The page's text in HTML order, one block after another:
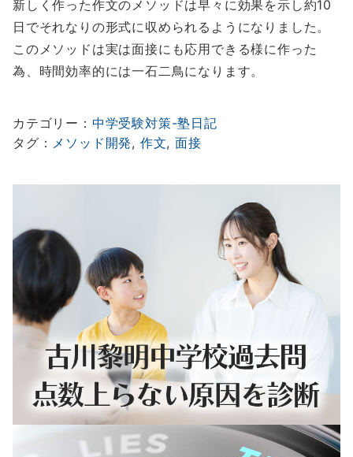
新しく作った作文のメソッドは早々に効果を示し約10
日でそれなりの形式に収められるようになりました。
このメソッドは実は面接にも応用できる様に作った
為、時間効率的には一石二鳥になります。
カテゴリー： 中学受験対策-塾日記
タグ： メソッド開発, 作文, 面接